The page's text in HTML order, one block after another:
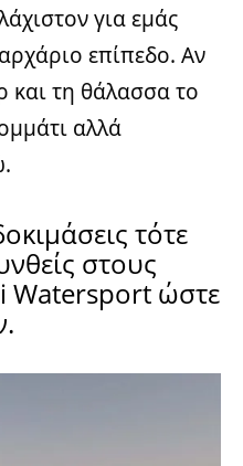
για εμάς
επίπεδο. Αν
και τη θάλασσα το
αλλά
τότε
στους
Watersport ώστε